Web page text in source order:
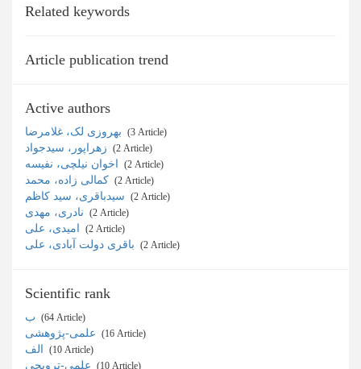
Related keywords
Article publication trend
Active authors
‎ (3 Article)
‎ (2 Article)
‎ (2 Article)
‎ (2 Article)
‎ (2 Article)
‎ (2 Article)
‎ (2 Article)
‎ (2 Article)
Scientific rank
‎ (64 Article)
‎ (16 Article)
‎ (10 Article)
‎ (10 Article)